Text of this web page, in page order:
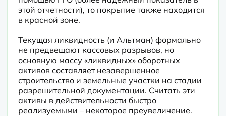
этой отчетности), то покрытие также находится
в красной зоне.
Текущая ликвидность (и Альтман) формально
не предвещают кассовых разрывов, но
основную массу «ликвидных» оборотных
активов составляет незавершенное
строительство и земельные участки на стадии
разрешительной документации. Считать эти
активы в действительности быстро
реализуемыми – некоторое преувеличение.